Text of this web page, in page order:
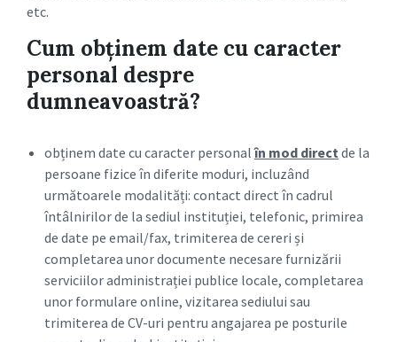
etc.
Cum obținem date cu caracter
personal despre
dumneavoastră?
obținem date cu caracter personalîn mod direct de la
persoane fizice în diferite moduri, incluzând
următoarele modalități: contact direct în cadrul
întâlnirilor de la sediul instituției, telefonic, primirea
de date pe email/fax, trimiterea de cereri și
completarea unor documente necesare furnizării
serviciilor administrației publice locale, completarea
unor formulare online, vizitarea sediului sau
trimiterea de CV-uri pentru angajarea pe posturile